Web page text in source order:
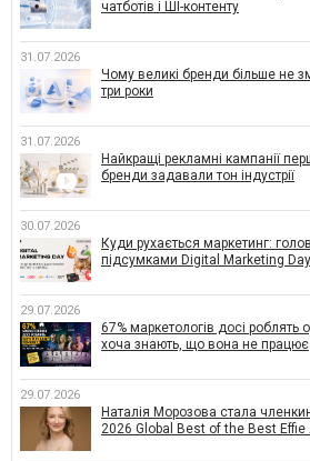
чатботів і ШІ-контенту
31.07.2026
Чому великі бренди більше не
три роки
31.07.2026
Найкращі рекламні кампанії
бренди задавали тон індустрії
30.07.2026
Куди рухається маркетинг:
підсумками Digital Marketing Day
29.07.2026
67% маркетологів досі роблять
хоча знають, що вона не працює
29.07.2026
Наталія Морозова стала
2026 Global Best of the Best Effie